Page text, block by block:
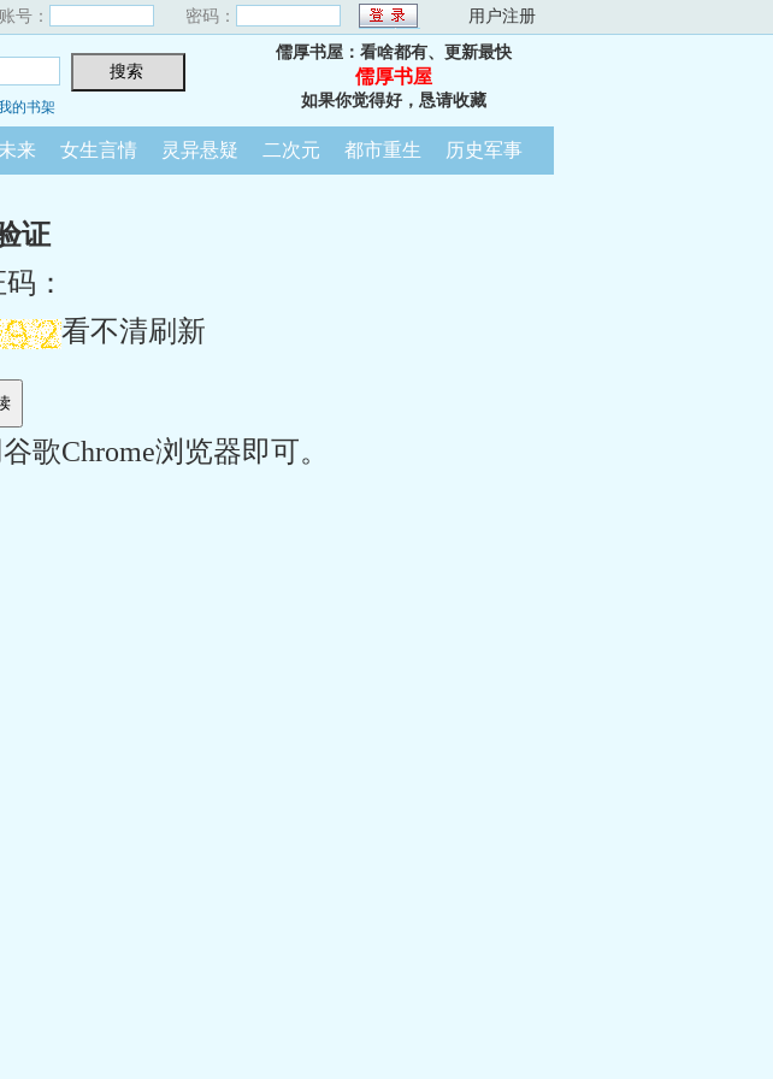
账号： 密码： 用户注册
的书架
儒厚书屋：看啥都有、更新最快
儒厚书屋
如果你觉得好，恳请收藏
来 女生言情 灵异悬疑 二次元 都市重生 历史军事
证
：
看不清刷新
歌Chrome浏览器即可。